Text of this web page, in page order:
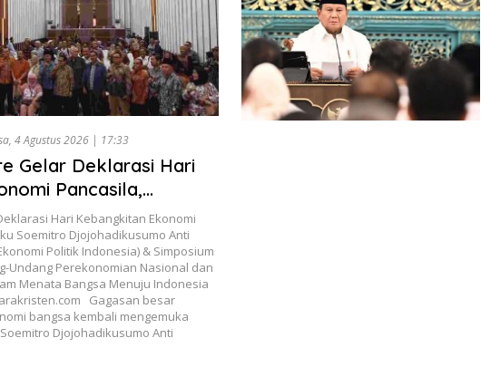
4 Agustus 2026 | 17:33
Gelar Deklarasi Hari
Pancasila,
Soemitro
Anti Penjajahan
Politik Indonesia)
“Urgensi Undang-
Nasional dan
dalam Menata
Emas 2045”,
Hari Kebangkitan Ekonomi
Soemitro Djojohadikusumo Anti
Politik Indonesia) & Simposium
Undang Perekonomian Nasional dan
Menata Bangsa Menuju Indonesia
Gagasan besar
bangsa kembali mengemuka
Djojohadikusumo Anti